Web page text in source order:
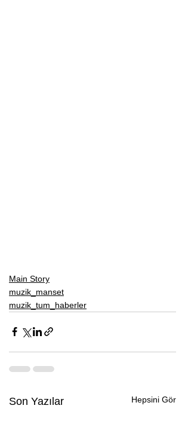
Main Story
muzik_manset
muzik_tum_haberler
Son Yazılar Hepsini Gör